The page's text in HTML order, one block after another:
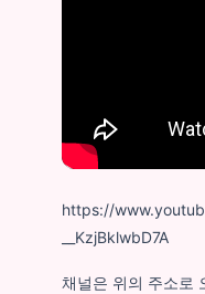
https://
__KzjBklwbD7A
채널은 위의 주소로